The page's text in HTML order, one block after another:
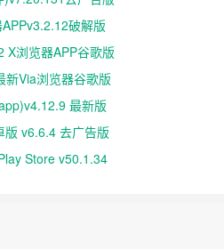
破解版
X浏览器APP谷歌版
新Via浏览器谷歌版
最新版
v6.6.4 去广告版
Store v50.1.34